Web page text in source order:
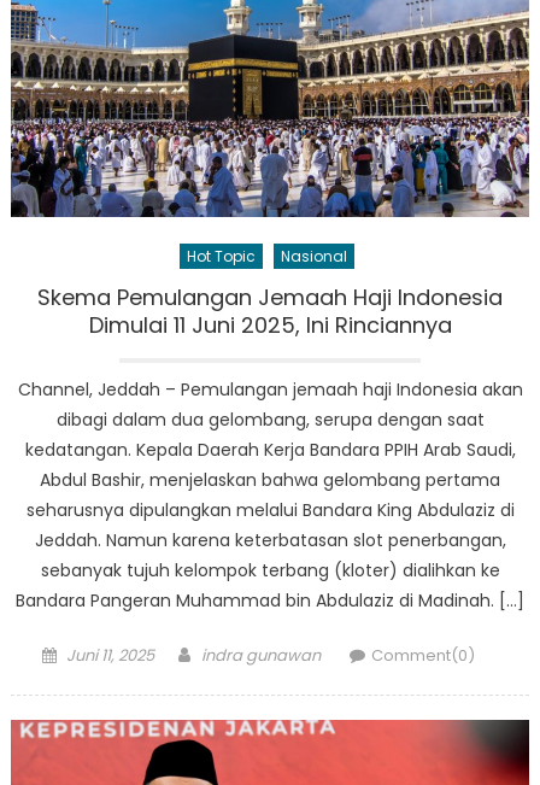
Hot Topic Nasional
Skema Pemulangan Jemaah Haji Indonesia
Dimulai 11 Juni 2025, Ini Rinciannya
Channel, Jeddah – Pemulangan jemaah haji Indonesia akan
dibagi dalam dua gelombang, serupa dengan saat
kedatangan. Kepala Daerah Kerja Bandara PPIH Arab Saudi,
Abdul Bashir, menjelaskan bahwa gelombang pertama
seharusnya dipulangkan melalui Bandara King Abdulaziz di
Jeddah. Namun karena keterbatasan slot penerbangan,
sebanyak tujuh kelompok terbang (kloter) dialihkan ke
Bandara Pangeran Muhammad bin Abdulaziz di Madinah. […]
Posted
Juni 11, 2025 Author
indra gunawan Comment(0)